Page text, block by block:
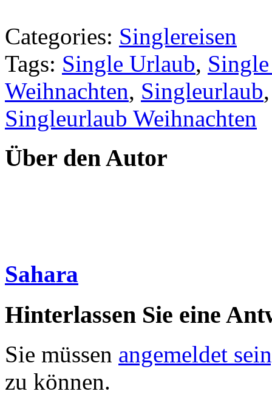
Categories: Singlereisen
Tags: Single Urlaub,
Weihnachten, Singleurlaub
Singleurlaub Weihnachten
Über den Autor
Sahara
Hinterlassen Sie eine
Sie müssen angemeldet
zu können.